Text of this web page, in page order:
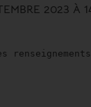
2023 À